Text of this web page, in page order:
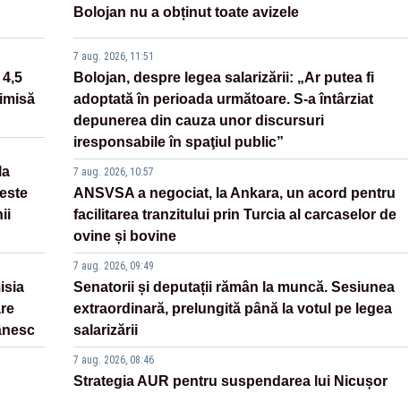
Bolojan nu a obținut toate avizele
7 aug. 2026, 11:51
Bolojan, despre legea salarizării: „Ar putea fi
adoptată în perioada următoare. S-a întârziat
depunerea din cauza unor discursuri
iresponsabile în spaţiul public”
7 aug. 2026, 10:57
ANSVSA a negociat, la Ankara, un acord pentru
facilitarea tranzitului prin Turcia al carcaselor de
ovine și bovine
7 aug. 2026, 09:49
Senatorii și deputații rămân la muncă. Sesiunea
extraordinară, prelungită până la votul pe legea
salarizării
7 aug. 2026, 08:46
Strategia AUR pentru suspendarea lui Nicușor